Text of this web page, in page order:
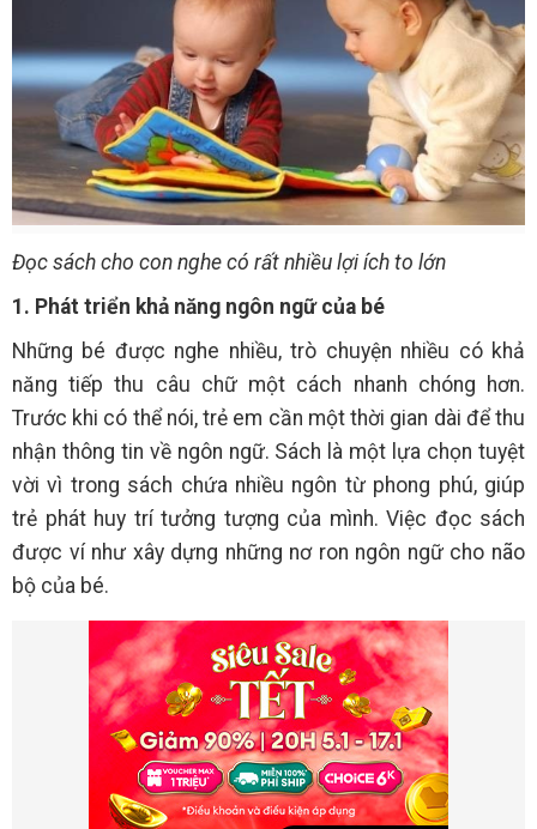
Đọc sách cho con nghe có rất nhiều lợi ích to lớn
1. Phát triển khả năng ngôn ngữ của bé
Những bé được nghe nhiều, trò chuyện nhiều có khả
năng tiếp thu câu chữ một cách nhanh chóng hơn.
Trước khi có thể nói, trẻ em cần một thời gian dài để thu
nhận thông tin về ngôn ngữ. Sách là một lựa chọn tuyệt
vời vì trong sách chứa nhiều ngôn từ phong phú, giúp
trẻ phát huy trí tưởng tượng của mình. Việc đọc sách
được ví như xây dựng những nơ ron ngôn ngữ cho não
bộ của bé.